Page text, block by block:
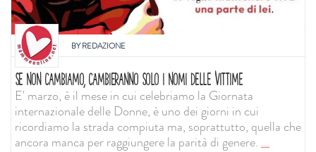
BYREDAZIONE
SE NON CAMBIAMO, CAMBIERANNO SOLO I NOMI DELLE VITTIME
E' marzo, è il mese in cui celebriamo la Giornata
internazionale delle Donne, è uno dei giorni in cui
ricordiamo la strada compiuta ma, soprattutto, quella che
ancora manca per raggiungere la parità di genere. ...